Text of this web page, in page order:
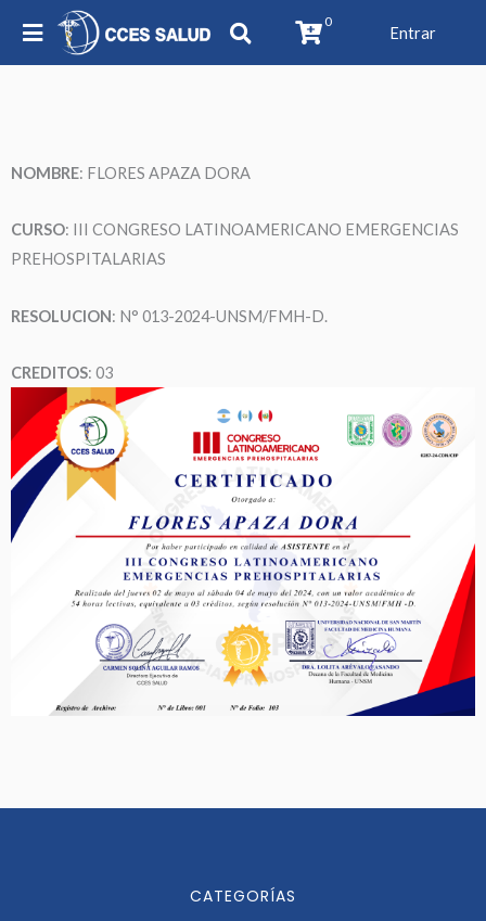
0
Entrar
NOMBRE: FLORES APAZA DORA
CURSO: III CONGRESO LATINOAMERICANO EMERGENCIAS
PREHOSPITALARIAS
RESOLUCION: N° 013-2024-UNSM/FMH-D.
CREDITOS: 03
CATEGORÍAS